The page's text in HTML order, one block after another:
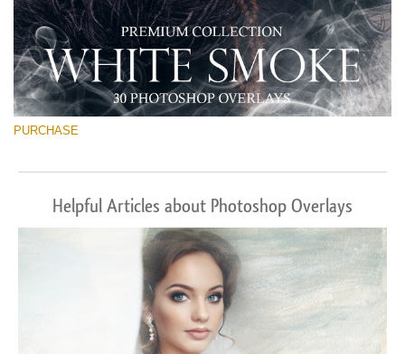
PURCHASE
Helpful Articles about Photoshop Overlays